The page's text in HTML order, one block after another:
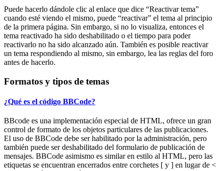
Puede hacerlo dándole clic al enlace que dice “Reactivar tema”
cuando esté viendo el mismo, puede “reactivar” el tema al principio
de la primera página. Sin embargo, si no lo visualiza, entonces el
tema reactivado ha sido deshabilitado o el tiempo para poder
reactivarlo no ha sido alcanzado aún. También es posible reactivar
un tema respondiendo al mismo, sin embargo, lea las reglas del foro
antes de hacerlo.
Formatos y tipos de temas
¿Qué es el código BBCode?
BBcode es una implementación especial de HTML, ofrece un gran
control de formato de los objetos particulares de las publicaciones.
El uso de BBCode debe ser habilitado por la administración, pero
también puede ser deshabilitado del formulario de publicación de
mensajes. BBCode asimismo es similar en estilo al HTML, pero las
etiquetas se encuentran encerrados entre corchetes [ y ] en lugar de <